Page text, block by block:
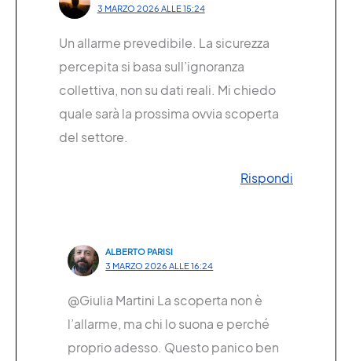
3 MARZO 2026 ALLE 15:24
Un allarme prevedibile. La sicurezza
percepita si basa sull’ignoranza
collettiva, non su dati reali. Mi chiedo
quale sarà la prossima ovvia scoperta
del settore.
Rispondi
ALBERTO PARISI
3 MARZO 2026 ALLE 16:24
@Giulia Martini La scoperta non è
l’allarme, ma chi lo suona e perché
proprio adesso. Questo panico ben